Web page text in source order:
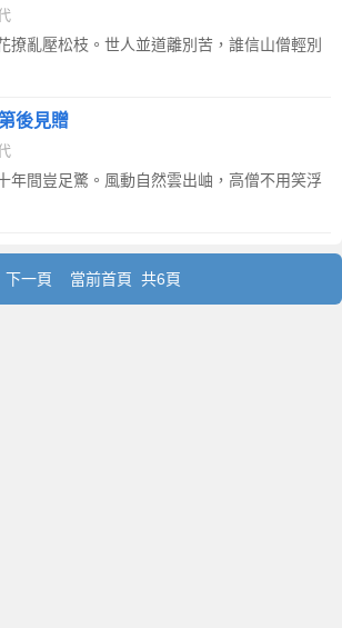
撩亂壓松枝。世人並道離別苦，誰信山僧輕別
後見贈
年間豈足驚。風動自然雲出岫，高僧不用笑浮
下一頁 當前首頁 共6頁